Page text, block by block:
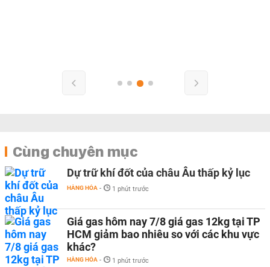
Cùng chuyên mục
Dự trữ khí đốt của châu Âu thấp kỷ lục
HÀNG HÓA - 1 phút trước
Giá gas hôm nay 7/8 giá gas 12kg tại TP
HCM giảm bao nhiêu so với các khu vực
khác?
HÀNG HÓA - 1 phút trước